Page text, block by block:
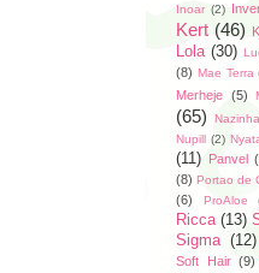
Inoar (2)
Kert (46)
Lola (30)
(8) Mae Terra
Merheje (5)
(65)
Nazinha
Nupill (2)
(11)
Panvel
(8) Portao de
(6)
ProAloe
Ricca (13)
Sigma (12)
Soft Hair (9)